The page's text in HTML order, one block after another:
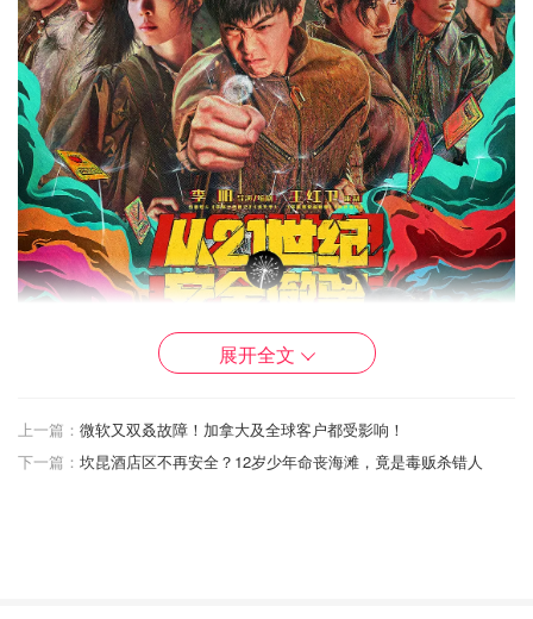
展开全文
上一篇： 微软又双叒故障！加拿大及全球客户都受影响！
下一篇： 坎昆酒店区不再安全？12岁少年命丧海滩，竟是毒贩杀错人